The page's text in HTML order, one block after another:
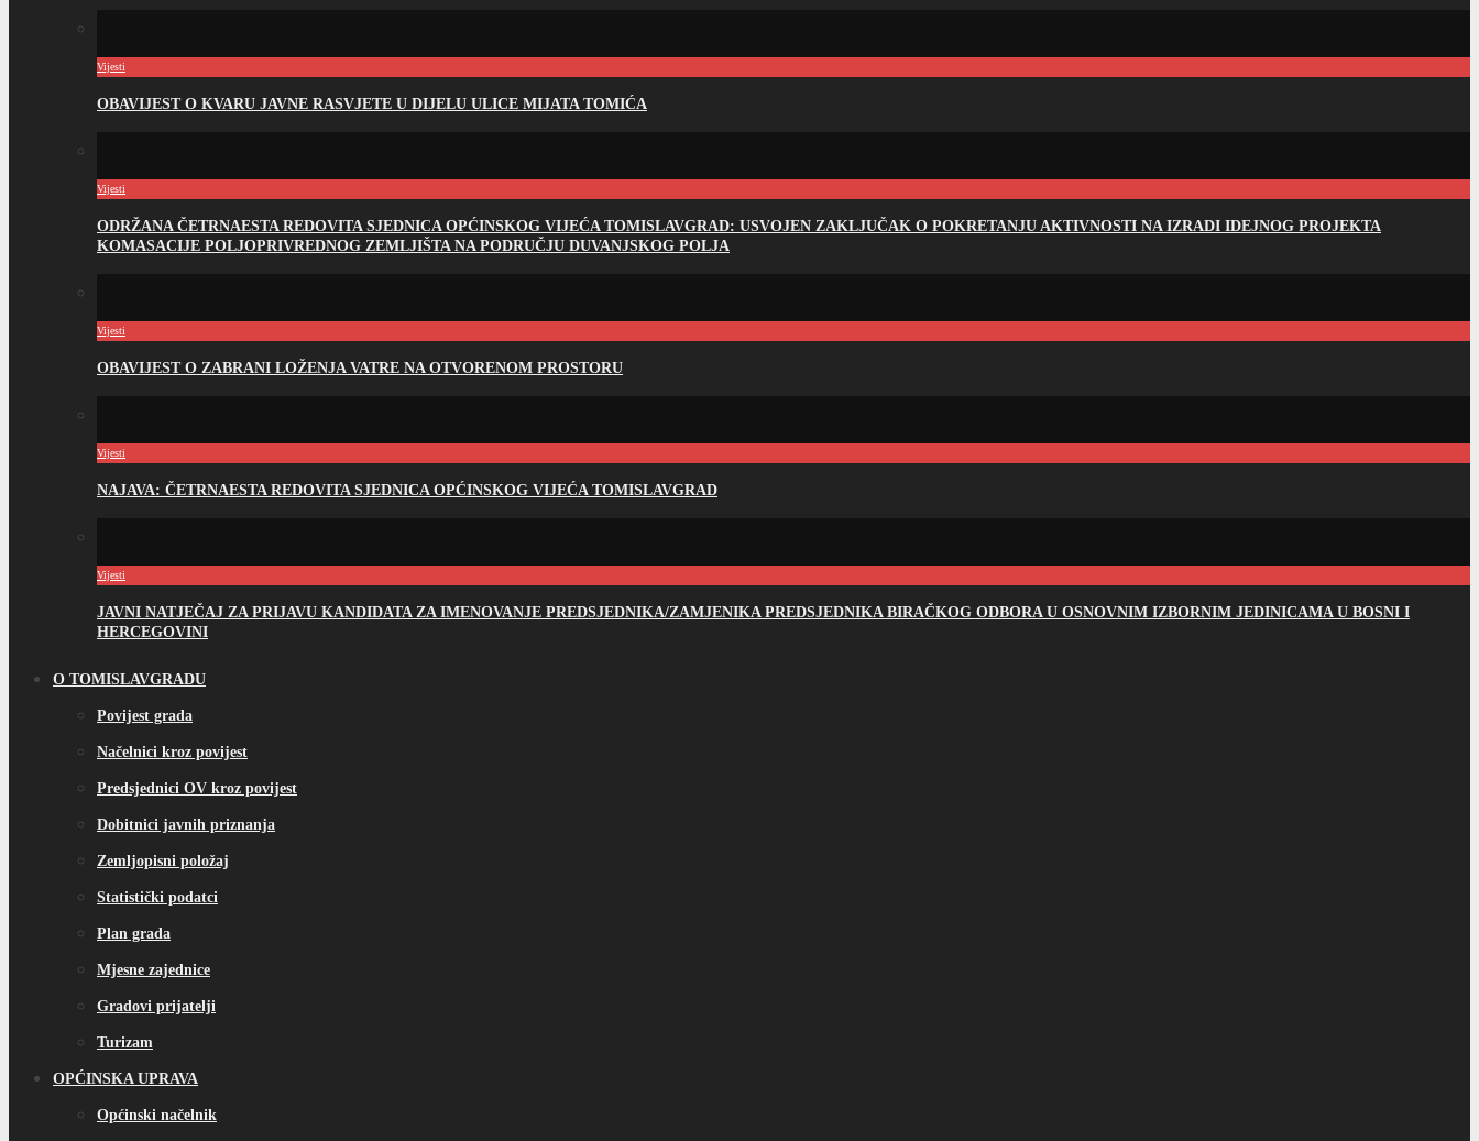
Vijesti
OBAVIJEST O KVARU JAVNE RASVJETE U DIJELU ULICE MIJATA TOMIĆA
Vijesti
ODRŽANA ČETRNAESTA REDOVITA SJEDNICA OPĆINSKOG VIJEĆA TOMISLAVGRAD: USVOJEN ZAKLJUČAK O POKRETANJU AKTIVNOSTI NA IZRADI IDEJNOG PROJEKTA
KOMASACIJE POLJOPRIVREDNOG ZEMLJIŠTA NA PODRUČJU DUVANJSKOG POLJA
Vijesti
OBAVIJEST O ZABRANI LOŽENJA VATRE NA OTVORENOM PROSTORU
Vijesti
NAJAVA: ČETRNAESTA REDOVITA SJEDNICA OPĆINSKOG VIJEĆA TOMISLAVGRAD
Vijesti
JAVNI NATJEČAJ ZA PRIJAVU KANDIDATA ZA IMENOVANJE PREDSJEDNIKA/ZAMJENIKA PREDSJEDNIKA BIRAČKOG ODBORA U OSNOVNIM IZBORNIM JEDINICAMA U BOSNI I
HERCEGOVINI
O TOMISLAVGRADU
Povijest grada
Načelnici kroz povijest
Predsjednici OV kroz povijest
Dobitnici javnih priznanja
Zemljopisni položaj
Statistički podatci
Plan grada
Mjesne zajednice
Gradovi prijatelji
Turizam
OPĆINSKA UPRAVA
Općinski načelnik